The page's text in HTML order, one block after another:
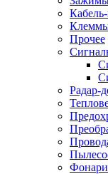
Прочее
Радар-